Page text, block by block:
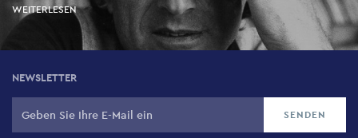
WEITERLESEN
NEWSLETTER